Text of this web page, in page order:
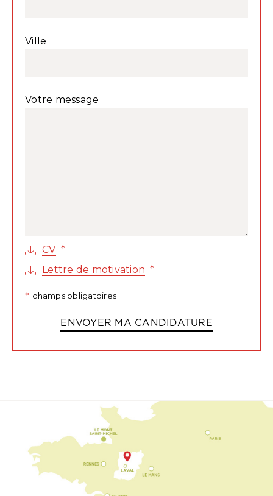
Ville
Votre message
CV
Lettre de motivation
champs obligatoires